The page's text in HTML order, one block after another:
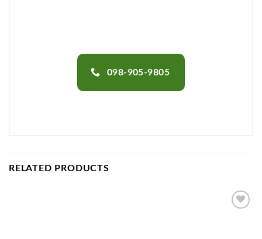
098-905-9805
RELATED PRODUCTS